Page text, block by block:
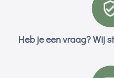
Heb je een vraag? Wij